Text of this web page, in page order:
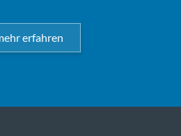
erfahren